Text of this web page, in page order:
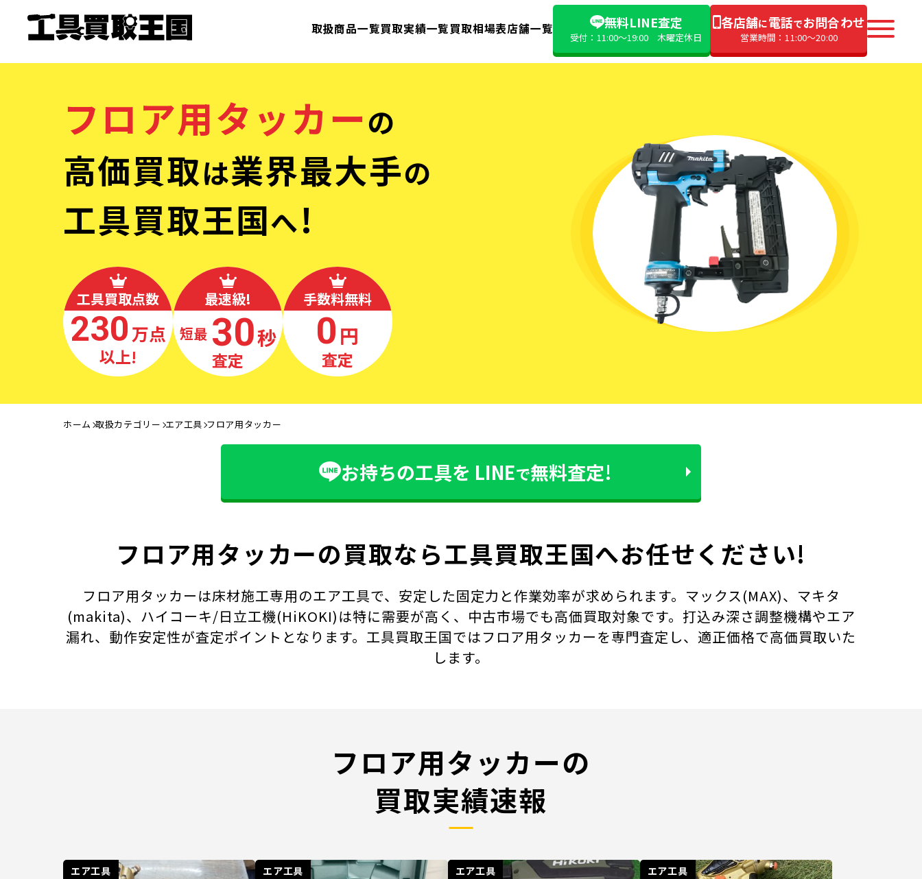
取扱商品一覧買取実績一覧買取相場表店舗一覧 無料LINE査定
受付：11:00〜19:00 木曜定休日
各店舗に電話でお問合わせ
営業時間：11:00〜20:00
フロア用タッカーの
高価買取は業界最大手の
工具買取王国へ!
工具買取点数
230万点
以上!
最速級!
最短 30秒
査定
手数料無料
0 円
査定
ホーム 取扱カテゴリー エア工具 フロア用タッカー
お持ちの工具を LINEで無料査定!
フロア用タッカーの買取なら工具買取王国へお任せください!
フロア用タッカーは床材施工専用のエア工具で、安定した固定力と作業効率が求められます。マックス(MAX)、マキタ
(makita)、ハイコーキ/日立工機(HiKOKI)は特に需要が高く、中古市場でも高価買取対象です。打込み深さ調整機構やエア
漏れ、動作安定性が査定ポイントとなります。工具買取王国ではフロア用タッカーを専門査定し、適正価格で高価買取いた
します。
フロア用タッカーの
買取実績速報
エア工具 エア工具 エア工具 エア工具